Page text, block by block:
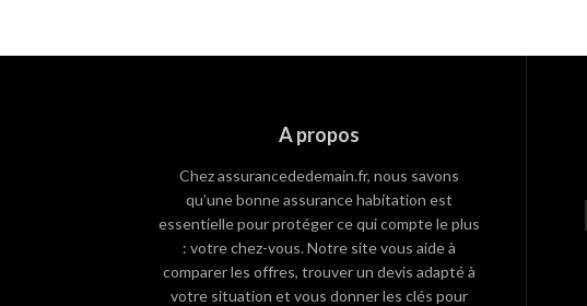
A propos
Chez assurancededemain.fr, nous savons
qu’une bonne assurance habitation est
essentielle pour protéger ce qui compte le plus
: votre chez-vous. Notre site vous aide à
comparer les offres, trouver un devis adapté à
votre situation et vous donner les clés pour